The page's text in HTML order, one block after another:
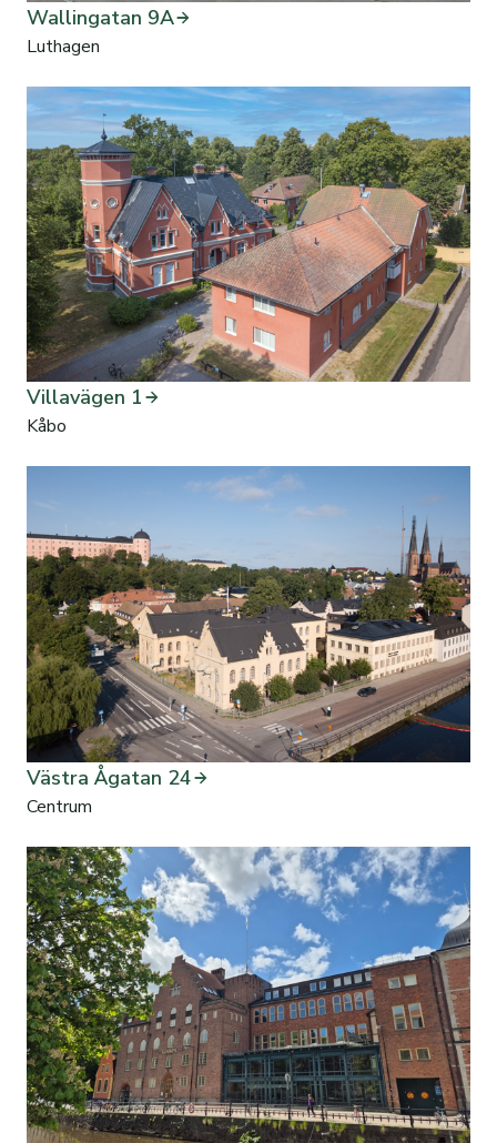
Wallingatan 9A
Luthagen
Villavägen 1
Kåbo
Västra Ågatan 24
Centrum